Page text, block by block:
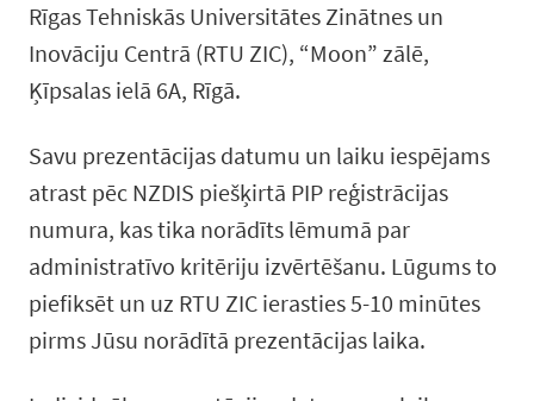
Rīgas Tehniskās Universitātes Zinātnes un
Inovāciju Centrā (RTU ZIC), “Moon” zālē,
Ķīpsalas ielā 6A, Rīgā.
Savu prezentācijas datumu un laiku iespējams
atrast pēc NZDIS piešķirtā PIP reģistrācijas
numura, kas tika norādīts lēmumā par
administratīvo kritēriju izvērtēšanu. Lūgums to
piefiksēt un uz RTU ZIC ierasties 5-10 minūtes
pirms Jūsu norādītā prezentācijas laika.